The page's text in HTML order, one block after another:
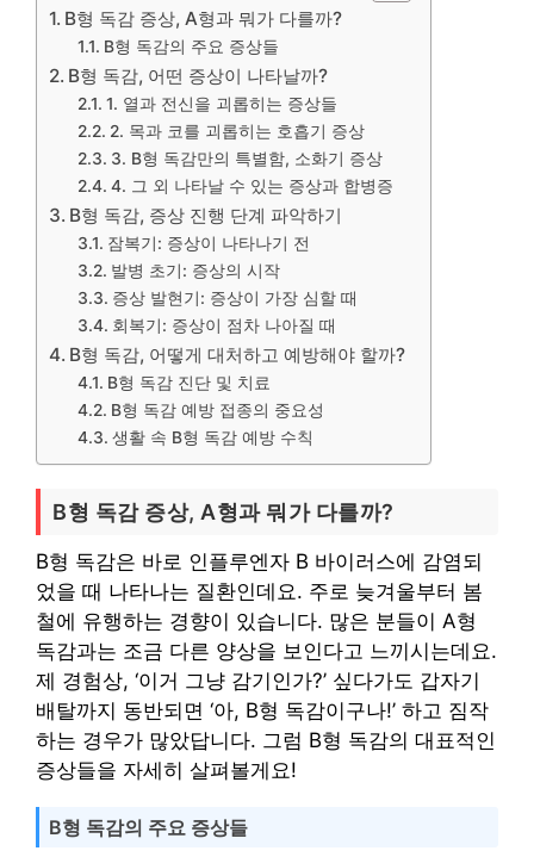
B형 독감 증상, A형과 뭐가 다를까?
B형 독감의 주요 증상들
B형 독감, 어떤 증상이 나타날까?
1. 열과 전신을 괴롭히는 증상들
2. 목과 코를 괴롭히는 호흡기 증상
3. B형 독감만의 특별함, 소화기 증상
4. 그 외 나타날 수 있는 증상과 합병증
B형 독감, 증상 진행 단계 파악하기
잠복기: 증상이 나타나기 전
발병 초기: 증상의 시작
증상 발현기: 증상이 가장 심할 때
회복기: 증상이 점차 나아질 때
B형 독감, 어떻게 대처하고 예방해야 할까?
B형 독감 진단 및 치료
B형 독감 예방 접종의 중요성
생활 속 B형 독감 예방 수칙
B형 독감 증상, A형과 뭐가 다를까?
B형 독감은 바로 인플루엔자 B 바이러스에 감염되
었을 때 나타나는 질환인데요. 주로 늦겨울부터 봄
철에 유행하는 경향이 있습니다. 많은 분들이 A형
독감과는 조금 다른 양상을 보인다고 느끼시는데요.
제 경험상, ‘이거 그냥 감기인가?’ 싶다가도 갑자기
배탈까지 동반되면 ‘아, B형 독감이구나!’ 하고 짐작
하는 경우가 많았답니다. 그럼 B형 독감의 대표적인
증상들을 자세히 살펴볼게요!
B형 독감의 주요 증상들